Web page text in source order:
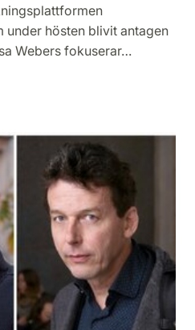
under hösten blivit antagen
Webers fokuserar…